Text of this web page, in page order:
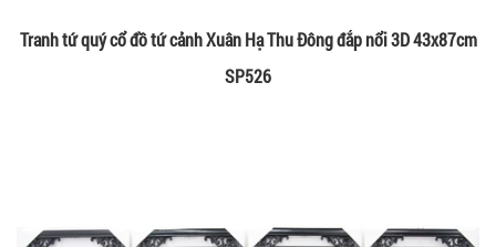
Tranh tứ quý cổ đồ tứ cảnh Xuân Hạ Thu Đông đắp nổi 3D 43x87cm
SP526